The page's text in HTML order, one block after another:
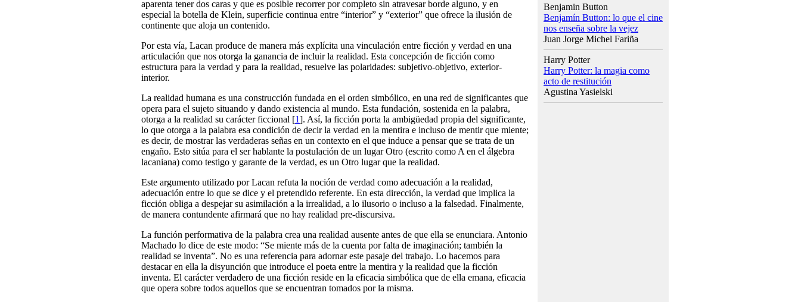
aparenta tener dos caras y que es posible recorrer por completo sin atravesar borde alguno, y en
especial la botella de Klein, superficie continua entre “interior” y “exterior” que ofrece la ilusión de
continente que aloja un contenido.
Por esta vía, Lacan produce de manera más explícita una vinculación entre ficción y verdad en una
articulación que nos otorga la ganancia de incluir la realidad. Esta concepción de ficción como
estructura para la verdad y para la realidad, resuelve las polaridades: subjetivo-objetivo, exterior-
interior.
La realidad humana es una construcción fundada en el orden simbólico, en una red de significantes que
opera para el sujeto situando y dando existencia al mundo. Esta fundación, sostenida en la palabra,
otorga a la realidad su carácter ficcional [1]. Así, la ficción porta la ambigüedad propia del significante,
lo que otorga a la palabra esa condición de decir la verdad en la mentira e incluso de mentir que miente;
es decir, de mostrar las verdaderas señas en un contexto en el que induce a pensar que se trata de un
engaño. Esto sitúa para el ser hablante la postulación de un lugar Otro (escrito como A en el álgebra
lacaniana) como testigo y garante de la verdad, es un Otro lugar que la realidad.
Este argumento utilizado por Lacan refuta la noción de verdad como adecuación a la realidad,
adecuación entre lo que se dice y el pretendido referente. En esta dirección, la verdad que implica la
ficción obliga a despejar su asimilación a la irrealidad, a lo ilusorio o incluso a la falsedad. Finalmente,
de manera contundente afirmará que no hay realidad pre-discursiva.
La función performativa de la palabra crea una realidad ausente antes de que ella se enunciara. Antonio
Machado lo dice de este modo: “Se miente más de la cuenta por falta de imaginación; también la
realidad se inventa”. No es una referencia para adornar este pasaje del trabajo. Lo hacemos para
destacar en ella la disyunción que introduce el poeta entre la mentira y la realidad que la ficción
inventa. El carácter verdadero de una ficción reside en la eficacia simbólica que de ella emana, eficacia
que opera sobre todos aquellos que se encuentran tomados por la misma.
Benjamin Button
Benjamín Button: lo que el cine
nos enseña sobre la vejez
Juan Jorge Michel Fariña
Harry Potter
Harry Potter: la magia como
acto de restitución
Agustina Yasielski